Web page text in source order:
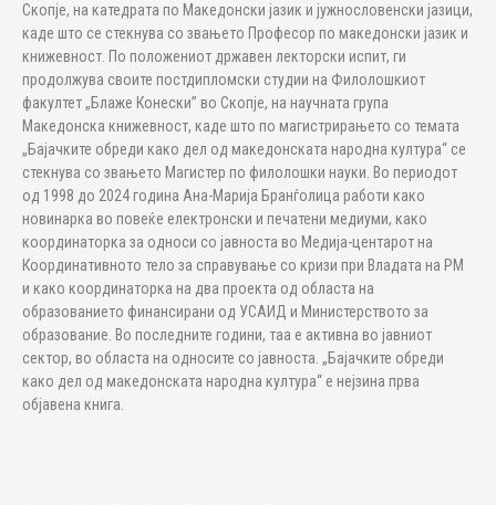
Скопје, на катедрата по Македонски јазик и јужнословенски јазици,
каде што се стекнува со звањето Професор по македонски јазик и
книжевност. Пo положениот државен лекторски испит, ги
продолжува своите постдипломски студии на Филолошкиот
факултет „Блаже Конески” во Скопје, на научната група
Македонска книжевност, каде што по магистрирањето со темата
„Бајачките обреди како дел од македонската народна култура“ се
стекнува со звањето Магистер по филолошки науки. Во периодот
од 1998 до 2024 година Ана-Марија Бранѓолица работи како
новинарка во повеќе електронски и печатени медиуми, како
координаторка за односи со јавноста во Медија-центарот на
Координативното тело за справување со кризи при Владата на РМ
и како координаторка на два проекта од областа на
образованието финансирани од УСАИД и Министерството за
образование. Во последните години, таа е активна во јавниот
сектор, во областа на односите со јавноста. „Бајачките обреди
како дел од македонската народна култура“ е нејзина прва
објавена книга.